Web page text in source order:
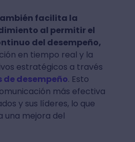
facilita la
al permitir el
del desempeño,
en tiempo real y la
estratégicos a través
desempeño. Esto
más efectiva
y sus líderes, lo que
una mejora del